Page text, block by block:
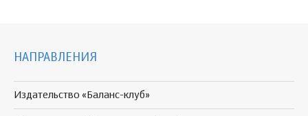
НАПРАВЛЕНИЯ
Издательство «Баланс-клуб»